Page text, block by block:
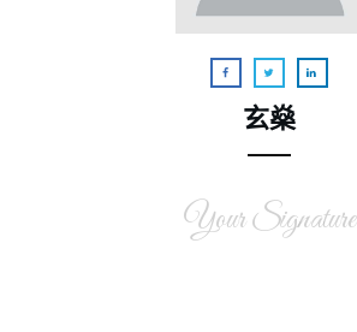
玄燊
Your Signature